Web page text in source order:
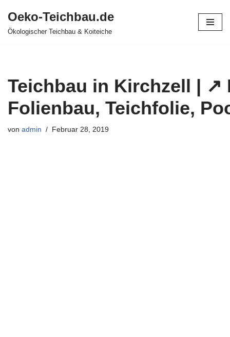
Zum
Oeko-Teichbau.de
Ökologischer Teichbau & Koiteiche
Teichbau in Kirchzell | ↗️
Folienbau, Teichfolie,
von admin Februar 28, 2019